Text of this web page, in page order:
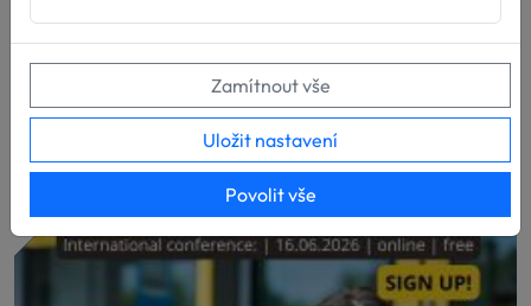
Nové týmy u Hafíka
4.7.2026
Máme velkou radost z nových týmů, které završily
svou přípravu pro poskytování služeb za...
Zamítnout vše
Uložit nastavení
Povolit vše